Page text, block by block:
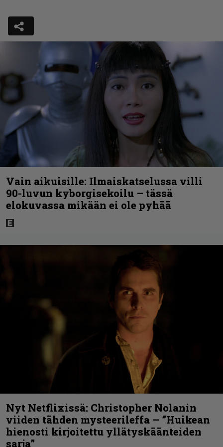
Vain aikuisille: Ilmaiskatselussa villi
90-luvun kyborgisekoilu – tässä
elokuvassa mikään ei ole pyhää
Nyt Netflixissä: Christopher Nolanin
viiden tähden mysteerileffa – ”Huikean
hienosti kirjoitettu yllätyskäänteiden
sarja”